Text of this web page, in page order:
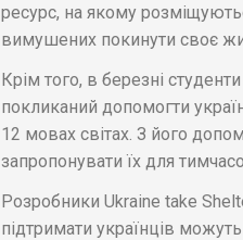
ресурс, на якому
вимушених покинути своє
Крім того, в березні
покликаний допомогти
12 мовах світах. З його
запропонувати їх для
Розробники Ukraine take
підтримати українців